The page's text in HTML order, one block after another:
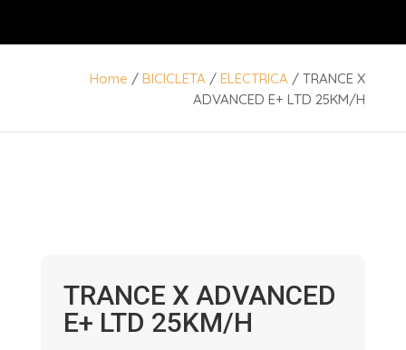
Home /BICICLETA /ELECTRICA / TRANCE X
ADVANCED E+ LTD 25KM/H
TRANCE X ADVANCED
E+ LTD 25KM/H